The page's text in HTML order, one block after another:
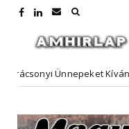
Ünnepeket Kíván a